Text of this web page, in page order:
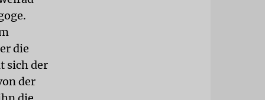
die
sich der
der